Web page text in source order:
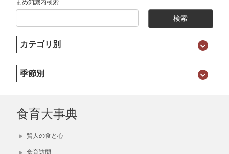
まめ知識内検索:
カテゴリ別
季節別
食育大事典
賢人の食と心
食育訪問